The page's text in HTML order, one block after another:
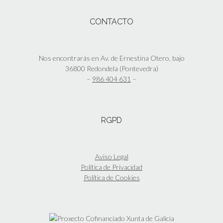
producto
opciones
elegir
en
la
CONTACTO
Nos encontrarás en Av. de Ernestina Otero, bajo
36800 Redondela (Pontevedra)
– 986 404 631 –
RGPD
Aviso Legal
Política de Privacidad
Política de Cookies